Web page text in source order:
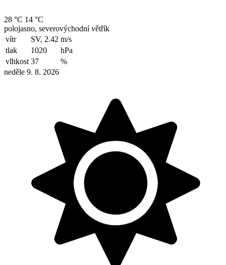
28 °C 14 °C
polojasno, severovýchodní větřík
vítr
SV, 2.42 m/s
tlak
1020
hPa
vlhkost 37
%
neděle 9. 8. 2026